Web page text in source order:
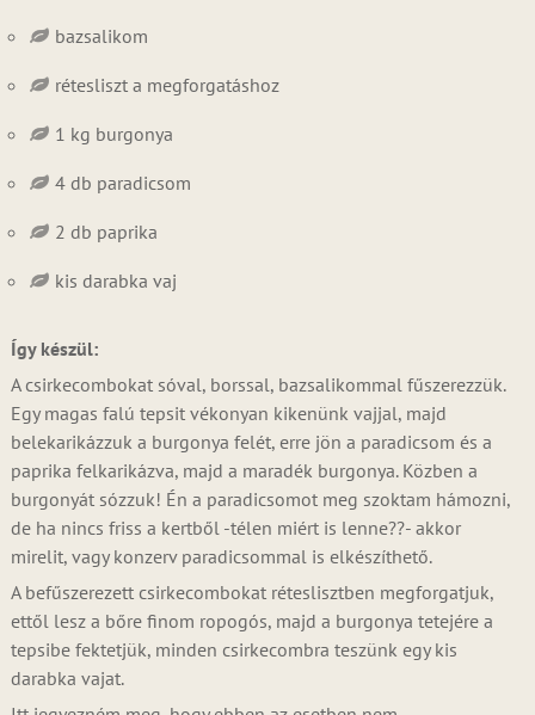
bazsalikom
rétesliszt a megforgatáshoz
1 kg burgonya
4 db paradicsom
2 db paprika
kis darabka vaj
Így készül:
A csirkecombokat sóval, borssal, bazsalikommal fűszerezzük.
Egy magas falú tepsit vékonyan kikenünk vajjal, majd
belekarikázzuk a burgonya felét, erre jön a paradicsom és a
paprika felkarikázva, majd a maradék burgonya. Közben a
burgonyát sózzuk! Én a paradicsomot meg szoktam hámozni,
de ha nincs friss a kertből -télen miért is lenne??- akkor
mirelit, vagy konzerv paradicsommal is elkészíthető.
A befűszerezett csirkecombokat réteslisztben megforgatjuk,
ettől lesz a bőre finom ropogós, majd a burgonya tetejére a
tepsibe fektetjük, minden csirkecombra teszünk egy kis
darabka vajat.